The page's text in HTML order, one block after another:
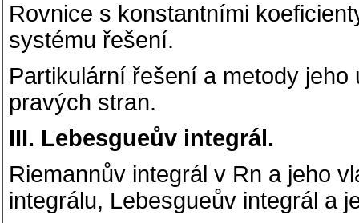
Rovnice s konstantními
systému řešení.
Partikulární řešení a metody
pravých stran.
III. Lebesgueův integrál.
Riemannův integrál v Rn a jeho
integrálu, Lebesgueův integrál a